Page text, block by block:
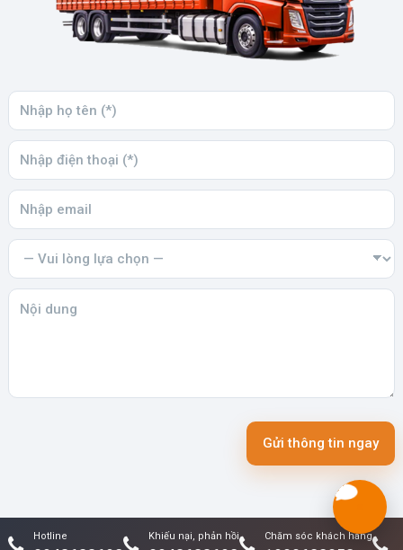
Gửi thông tin ngay
Hotline Khiếu nại, phản hồi Chăm sóc khách hàng